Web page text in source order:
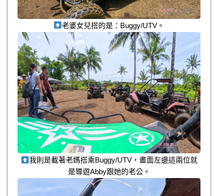
老婆女兒搭的是：Buggy/UTV。
我則是載著老媽搭乘Buggy/UTV，畫面左邊這兩位就
是導遊Abby跟她的老公。